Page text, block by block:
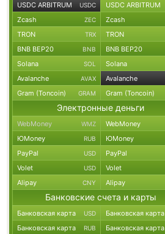
USDC ARBITRUM USDC USDC ARBITRUM
Zcash ZEC Zcash
TRON TRX TRON
BNB BEP20 BNB BNB BEP20
Solana SOL Solana
Avalanche AVAX Avalanche
Gram (Toncoin) GRAM Gram (Toncoin)
Электронные деньги
WebMoney WMZ WebMoney
ЮMoney RUB ЮMoney
PayPal USD PayPal
Volet USD Volet
Alipay CNY Alipay
Банковские счета и карты
Банковская карта USD Банковская карта
Банковская карта RUB Банковская карта